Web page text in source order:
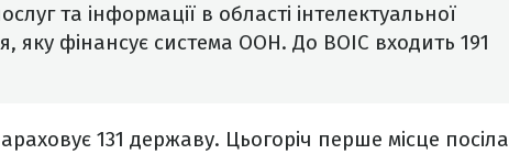
та інформації в області інтелектуальної
яку фінансує система ООН. До ВОІС входить 191
131 державу. Цьогоріч перше місце посіла